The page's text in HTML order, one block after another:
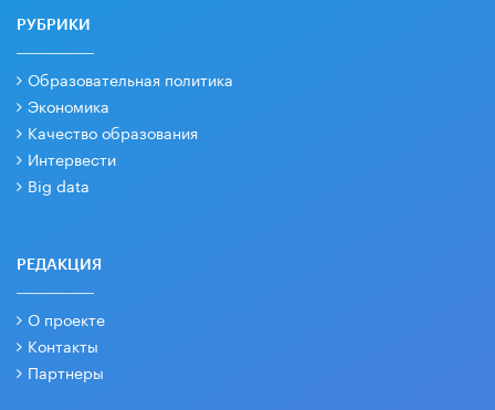
РУБРИКИ
Образовательная политика
Экономика
Качество образования
Интервести
Big data
РЕДАКЦИЯ
О проекте
Контакты
Партнеры